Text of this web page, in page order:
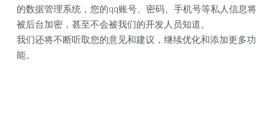
的数据管理系统，您的qq账号、密码、手机号等私人信息将
被后台加密，甚至不会被我们的开发人员知道。
我们还将不断听取您的意见和建议，继续优化和添加更多功
能。